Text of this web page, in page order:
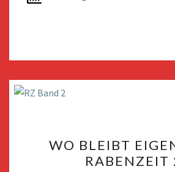
BLEIBT
WO BLEIBT
RABENZEIT